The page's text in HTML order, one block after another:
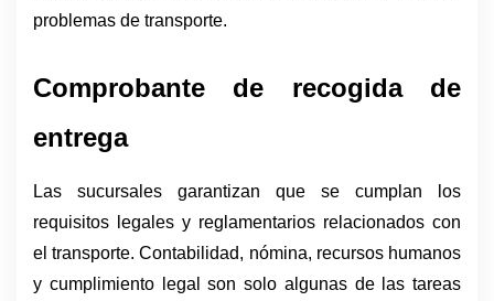
problemas de transporte.
Comprobante de recogida de
entrega
Las sucursales garantizan que se cumplan los
requisitos legales y reglamentarios relacionados con
el transporte. Contabilidad, nómina, recursos humanos
y cumplimiento legal son solo algunas de las tareas